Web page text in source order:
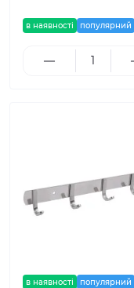
в наявності популярний
в наявності популярний